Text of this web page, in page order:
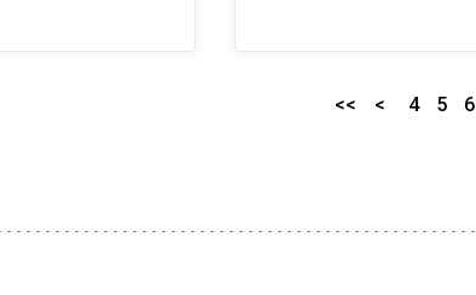
<< < 4 5 6